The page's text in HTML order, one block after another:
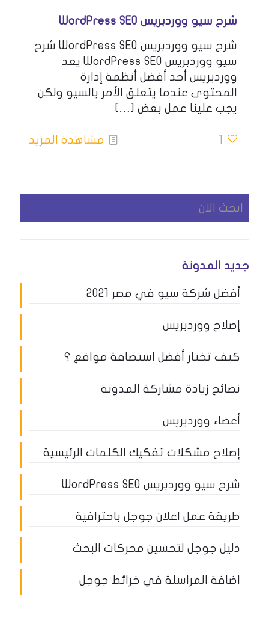
شرح سيو ووردبريس WordPress SEO
شرح سيو ووردبريس WordPress SEO شرح
سيو ووردبريس WordPress SEO يعد
ووردبريس أحد أفضل أنظمة إدارة
المحتوى عندما يتعلق الأمر بالسيو ولكن
يجب علينا عمل بعض […]
1 مشاهدة المزيد
جديد المدونة
أفضل شركة سيو في مصر 2021
إصلاح ووردبريس
كيف تختار أفضل استضافة مواقع ؟
نصائح زيادة مشاركة المدونة
أعضاء ووردبريس
إصلاح مشكلات تفكيك الكلمات الرئيسية
شرح سيو ووردبريس WordPress SEO
طريقة عمل اعلان جوجل باحترافية
دليل جوجل لتحسين محركات البحث
اضافة المراسلة في خرائط جوجل